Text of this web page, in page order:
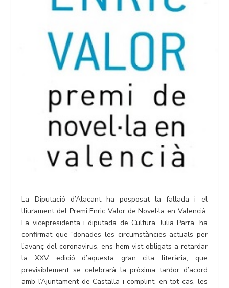
La Diputació d’Alacant ha posposat la fallada i el
lliurament del Premi Enric Valor de Novel·la en Valencià.
La vicepresidenta i diputada de Cultura, Julia Parra, ha
confirmat que “donades les circumstàncies actuals per
l’avanç del coronavirus, ens hem vist obligats a retardar
la XXV edició d’aquesta gran cita literària, que
previsiblement se celebrarà la pròxima tardor d’acord
amb l’Ajuntament de Castalla i complint, en tot cas, les